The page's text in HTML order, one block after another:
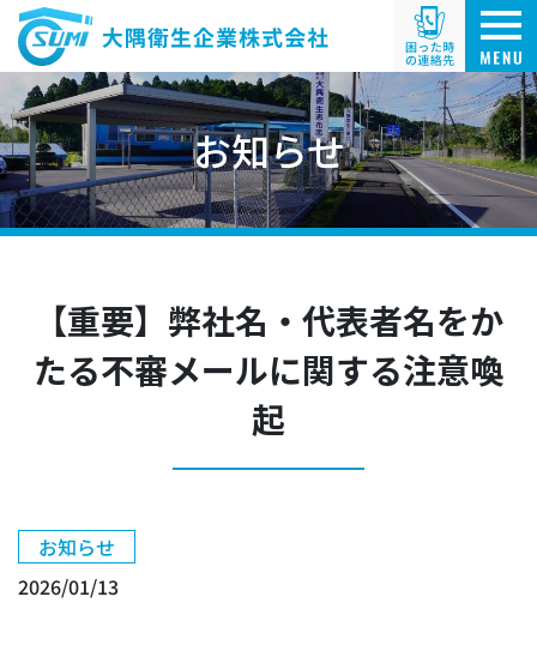
お知らせ
【重要】弊社名・代表者名をか
たる不審メールに関する注意喚
起
お知らせ
2026/01/13